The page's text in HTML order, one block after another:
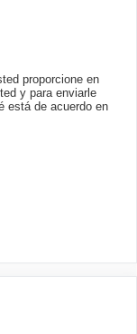
proporcione en
y para enviarle
está de acuerdo en